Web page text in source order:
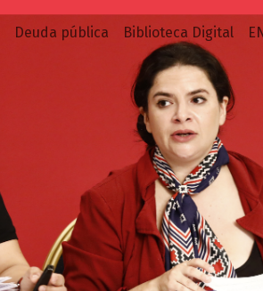
Deuda pública Biblioteca Digital